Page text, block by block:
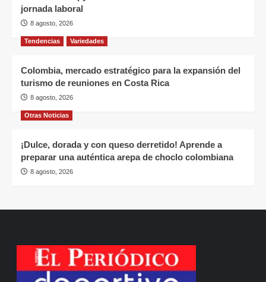
jornada laboral
8 agosto, 2026
Tendencias Variedades
Colombia, mercado estratégico para la expansión del
turismo de reuniones en Costa Rica
8 agosto, 2026
Otras Noticias
¡Dulce, dorada y con queso derretido! Aprende a
preparar una auténtica arepa de choclo colombiana
8 agosto, 2026